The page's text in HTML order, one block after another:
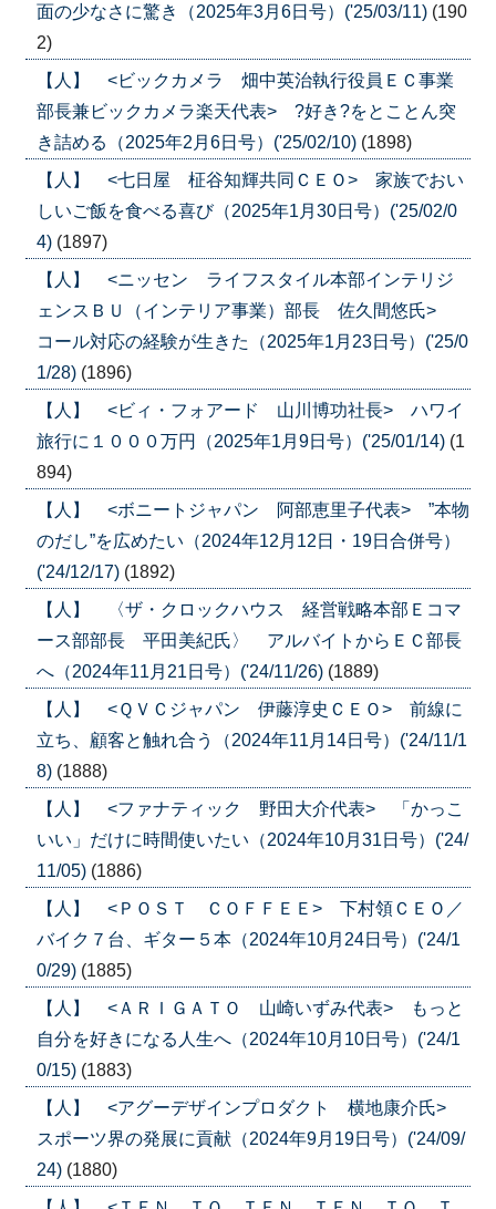
面の少なさに驚き（2025年3月6日号）('25/03/11) (190
2)
【人】 <ビックカメラ 畑中英治執行役員ＥＣ事業
部長兼ビックカメラ楽天代表> ?好き?をとことん突
き詰める（2025年2月6日号）('25/02/10) (1898)
【人】 <七日屋 柾谷知輝共同ＣＥＯ> 家族でおい
しいご飯を食べる喜び（2025年1月30日号）('25/02/0
4) (1897)
【人】 <ニッセン ライフスタイル本部インテリジ
ェンスＢＵ（インテリア事業）部長 佐久間悠氏>
コール対応の経験が生きた（2025年1月23日号）('25/0
1/28) (1896)
【人】 <ビィ・フォアード 山川博功社長> ハワイ
旅行に１０００万円（2025年1月9日号）('25/01/14) (1
894)
【人】 <ボニートジャパン 阿部恵里子代表> ”本物
のだし”を広めたい（2024年12月12日・19日合併号）
('24/12/17) (1892)
【人】 〈ザ・クロックハウス 経営戦略本部Ｅコマ
ース部部長 平田美紀氏〉 アルバイトからＥＣ部長
へ（2024年11月21日号）('24/11/26) (1889)
【人】 <ＱＶＣジャパン 伊藤淳史ＣＥＯ> 前線に
立ち、顧客と触れ合う（2024年11月14日号）('24/11/1
8) (1888)
【人】 <ファナティック 野田大介代表> 「かっこ
いい」だけに時間使いたい（2024年10月31日号）('24/
11/05) (1886)
【人】 <ＰＯＳＴ ＣＯＦＦＥＥ> 下村領ＣＥＯ／
バイク７台、ギター５本（2024年10月24日号）('24/1
0/29) (1885)
【人】 <ＡＲＩＧＡＴＯ 山崎いずみ代表> もっと
自分を好きになる人生へ（2024年10月10日号）('24/1
0/15) (1883)
【人】 <アグーデザインプロダクト 横地康介氏>
スポーツ界の発展に貢献（2024年9月19日号）('24/09/
24) (1880)